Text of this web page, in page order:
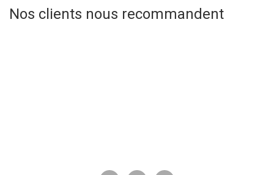
Nos clients nous recommandent